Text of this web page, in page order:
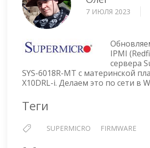
7 ИЮЛЯ 2023
IPMI
сервера
SYS-6018R-MT с материнской
X10DRL-i. Делаем это по сети в
Теги
SUPERMICRO FIRMWARE